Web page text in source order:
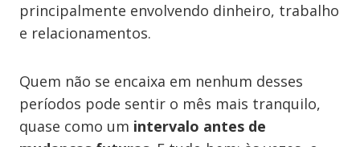
principalmente envolvendo dinheiro, trabalho
e relacionamentos.
Quem não se encaixa em nenhum desses
períodos pode sentir o mês mais tranquilo,
quase como um intervalo antes de